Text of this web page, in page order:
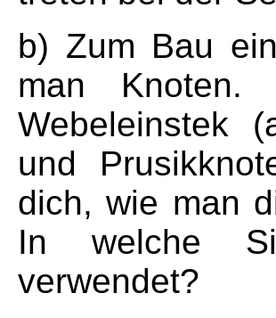
b) Zum Bau
man Knoten.
Webeleinstek
und
dich, wie man
In welche
verwendet?